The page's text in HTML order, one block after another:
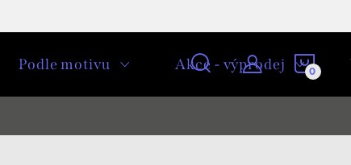
Podle motivu Akce - výprodej